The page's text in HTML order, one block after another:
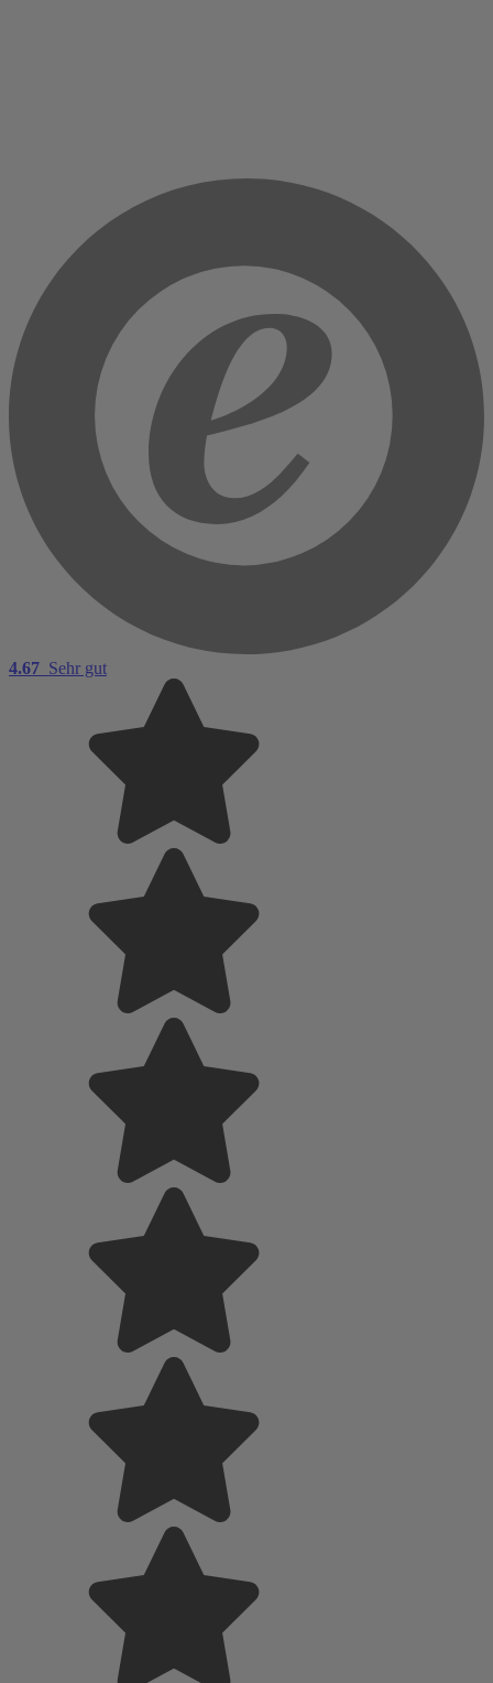
4.67 Sehr gut